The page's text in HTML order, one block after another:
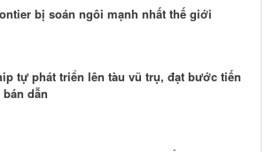
bị soán ngôi mạnh nhất thế giới
tự phát triển lên tàu vũ trụ, đạt bước tiến
dẫn